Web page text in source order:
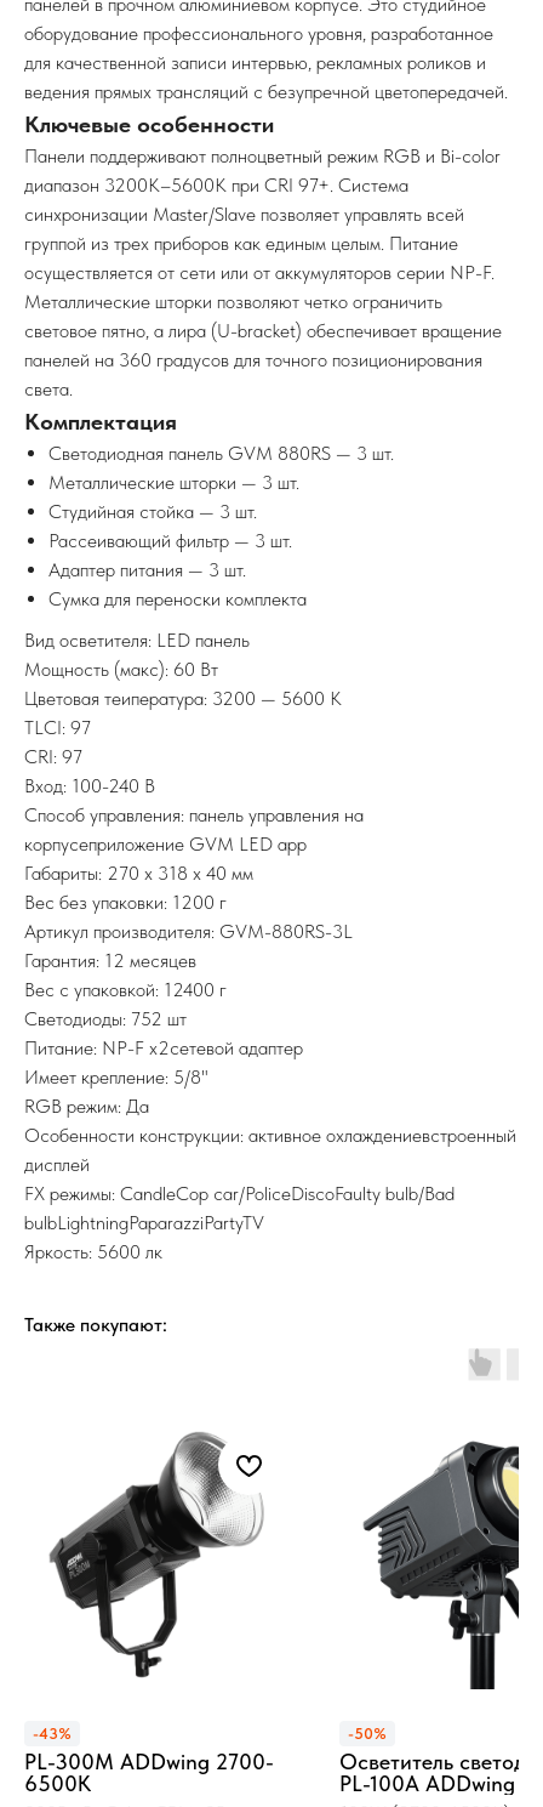
оборудование профессионального уровня, разработанное
для качественной записи интервью, рекламных роликов и
ведения прямых трансляций с безупречной цветопередачей.
Ключевые особенности
Панели поддерживают полноцветный режим RGB и Bi-color
диапазон 3200K–5600K при CRI 97+. Система
синхронизации Master/Slave позволяет управлять всей
группой из трех приборов как единым целым. Питание
осуществляется от сети или от аккумуляторов серии NP-F.
Металлические шторки позволяют четко ограничить
световое пятно, а лира (U-bracket) обеспечивает вращение
панелей на 360 градусов для точного позиционирования
света.
Комплектация
Светодиодная панель GVM 880RS — 3 шт.
Металлические шторки — 3 шт.
Студийная стойка — 3 шт.
Рассеивающий фильтр — 3 шт.
Адаптер питания — 3 шт.
Сумка для переноски комплекта
Вид осветителя: LED панель
Мощность (макс): 60 Вт
Цветовая теипература: 3200 — 5600 K
TLCI: 97
CRI: 97
Вход: 100-240 В
Способ управления: панель управления на
корпусеприложение GVM LED app
Габариты: 270 x 318 x 40 мм
Вес без упаковки: 1200 г
Артикул производителя: GVM-880RS-3L
Гарантия: 12 месяцев
Вес с упаковкой: 12400 г
Светодиоды: 752 шт
Питание: NP-F x2сетевой адаптер
Имеет крепление: 5/8"
RGB режим: Да
Особенности конструкции: активное охлаждениевстроенный
дисплей
FX режимы: CandleCop car/PoliceDiscoFaulty bulb/Bad
bulbLightningPaparazziPartyTV
Яркость: 5600 лк
Также покупают:
-43%
PL-300М ADDwing 2700-
6500K
-50%
Осветитель
PL-100A ADDwing